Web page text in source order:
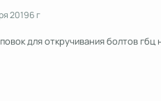
20196 г
для откручивания болтов гбц